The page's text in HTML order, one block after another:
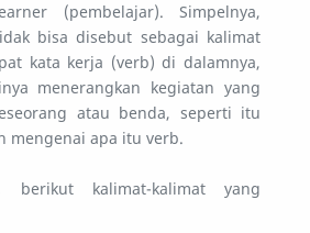
(pembelajar). Simpelnya,
bisa disebut sebagai kalimat
kata kerja (verb) di dalamnya,
menerangkan kegiatan yang
atau benda, seperti itu
mengenai apa itu verb.
berikut kalimat-kalimat yang